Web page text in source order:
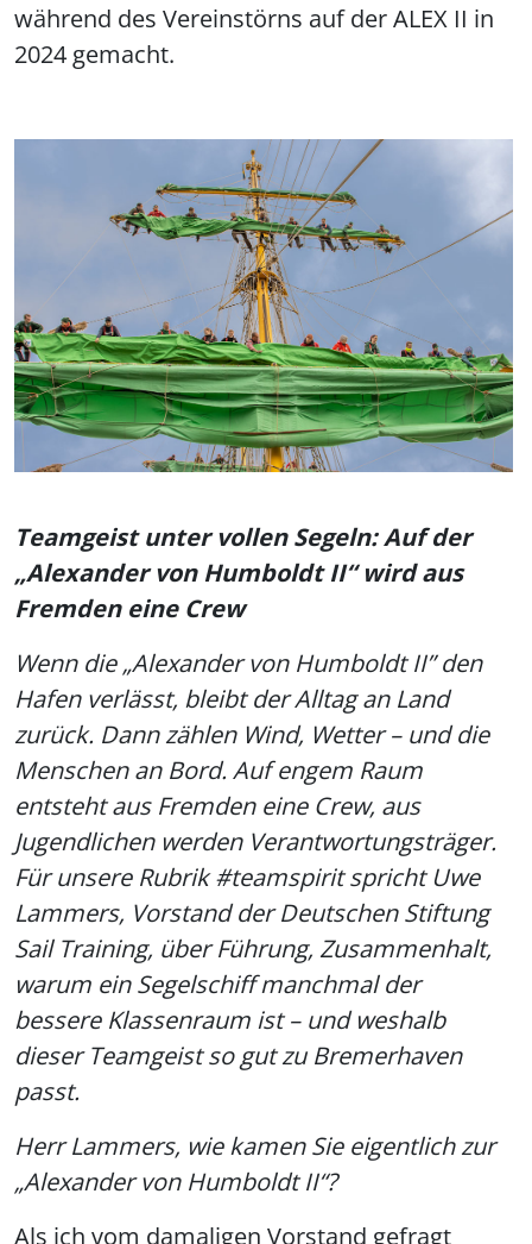
während des Vereinstörns auf der ALEX II in
2024 gemacht.
Teamgeist unter vollen Segeln: Auf der
„Alexander von Humboldt II“ wird aus
Fremden eine Crew
Wenn die „Alexander von Humboldt II” den
Hafen verlässt, bleibt der Alltag an Land
zurück. Dann zählen Wind, Wetter – und die
Menschen an Bord. Auf engem Raum
entsteht aus Fremden eine Crew, aus
Jugendlichen werden Verantwortungsträger.
Für unsere Rubrik #teamspirit spricht Uwe
Lammers, Vorstand der Deutschen Stiftung
Sail Training, über Führung, Zusammenhalt,
warum ein Segelschiff manchmal der
bessere Klassenraum ist – und weshalb
dieser Teamgeist so gut zu Bremerhaven
passt.
Herr Lammers, wie kamen Sie eigentlich zur
„Alexander von Humboldt II“?
Als ich vom damaligen Vorstand gefragt